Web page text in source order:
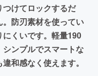
けてロックするだ
防刃素材を使ってい
くいです。軽量190
ンプルでスマートな
和感なく使えます。